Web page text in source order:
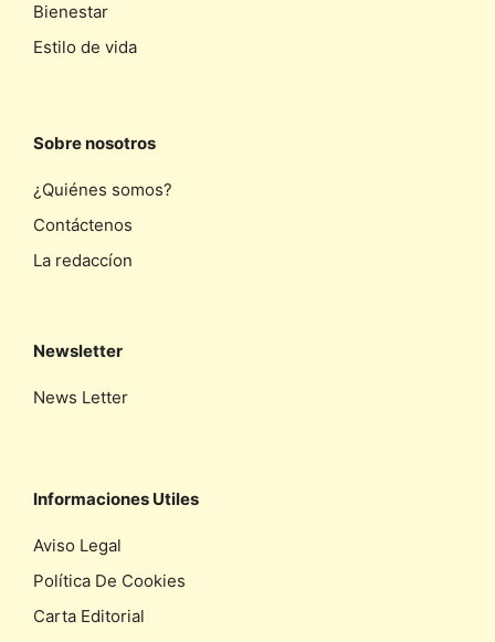
Bienestar
Estilo de vida
Sobre nosotros
¿Quiénes somos?
Contáctenos
La redaccíon
Newsletter
News Letter
Informaciones Utiles
Aviso Legal
Política De Cookies
Carta Editorial